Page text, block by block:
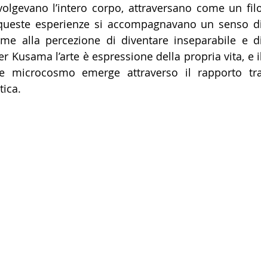
l’intero corpo, attraversano come un
esperienze si accompagnavano un senso di
alla percezione di diventare inseparabile e di
Kusama l’arte è espressione della propria vita, e il
microcosmo emerge attraverso il rapporto